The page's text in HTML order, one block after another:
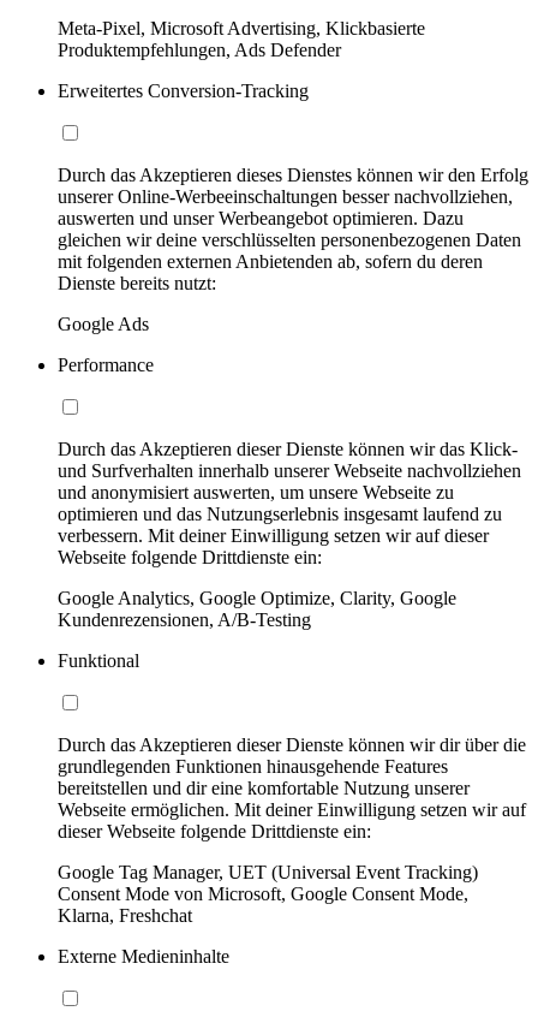
Meta-Pixel, Microsoft Advertising, Klickbasierte
Produktempfehlungen, Ads Defender
Erweitertes Conversion-Tracking
Durch das Akzeptieren dieses Dienstes können wir den Erfolg
unserer Online-Werbeeinschaltungen besser nachvollziehen,
auswerten und unser Werbeangebot optimieren. Dazu
gleichen wir deine verschlüsselten personenbezogenen Daten
mit folgenden externen Anbietenden ab, sofern du deren
Dienste bereits nutzt:
Google Ads
Performance
Durch das Akzeptieren dieser Dienste können wir das Klick-
und Surfverhalten innerhalb unserer Webseite nachvollziehen
und anonymisiert auswerten, um unsere Webseite zu
optimieren und das Nutzungserlebnis insgesamt laufend zu
verbessern. Mit deiner Einwilligung setzen wir auf dieser
Webseite folgende Drittdienste ein:
Google Analytics, Google Optimize, Clarity, Google
Kundenrezensionen, A/B-Testing
Funktional
Durch das Akzeptieren dieser Dienste können wir dir über die
grundlegenden Funktionen hinausgehende Features
bereitstellen und dir eine komfortable Nutzung unserer
Webseite ermöglichen. Mit deiner Einwilligung setzen wir auf
dieser Webseite folgende Drittdienste ein:
Google Tag Manager, UET (Universal Event Tracking)
Consent Mode von Microsoft, Google Consent Mode,
Klarna, Freshchat
Externe Medieninhalte